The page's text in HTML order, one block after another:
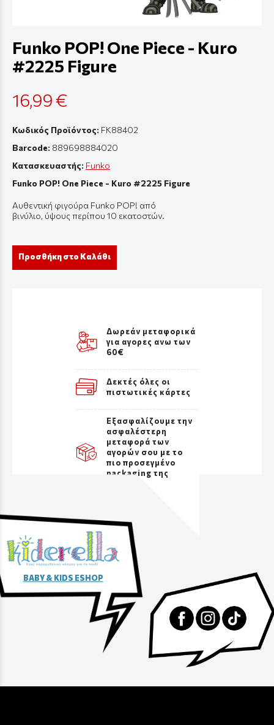
Funko POP! One Piece - Kuro
#2225 Figure
16,99 €
Κωδικός Προϊόντος: FK88402
Barcode: 889698884020
Κατασκευαστής: Funko
Funko POP! One Piece - Kuro #2225 Figure
Αυθεντική φιγούρα Funko POP! από
βινύλιο, ύψουςπερίπου 10 εκατοστών.
Προσθήκη στο Καλάθι
Δωρεάν μεταφορικά
για αγορες ανω των
60€
Δεκτές όλες οι
πιστωτικές κάρτες
Εξασφαλίζουμε την
ασφαλέστερη
μεταφορά των
αγορών σου με το
πιο προσεγμένο
packaging της
BABY & KIDS ESHOP